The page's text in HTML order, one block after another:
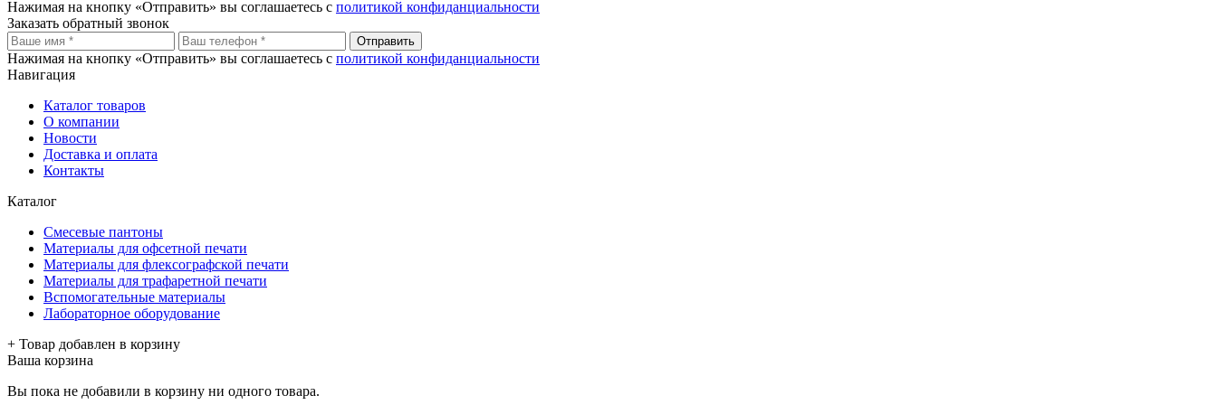
Нажимая на кнопку «Отправить» вы соглашаетесь с политикой конфиданциальности
Заказать обратный звонок
Отправить
Нажимая на кнопку «Отправить» вы соглашаетесь с политикой конфиданциальности
Навигация
Каталог товаров
О компании
Новости
Доставка и оплата
Контакты
Каталог
Смесевые пантоны
Материалы для офсетной печати
Материалы для флексографской печати
Материалы для трафаретной печати
Вспомогательные материалы
Лабораторное оборудование
+ Товар добавлен в корзину
Ваша корзина
Вы пока не добавили в корзину ни одного товара.